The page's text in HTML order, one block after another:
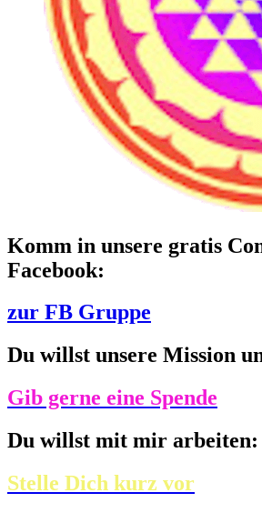
Komm in unsere gratis
Facebook:
zur FB Gruppe
Du willst unsere Mission
Gib gerne eine Spende
Du willst mit mir arbeiten:
Stelle Dich kurz vor